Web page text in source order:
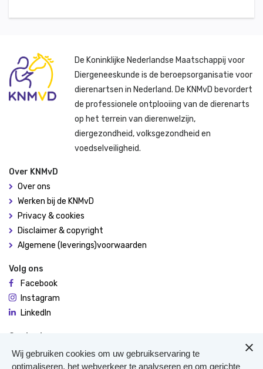
De Koninklijke Nederlandse Maatschappij voor
Diergeneeskunde is de beroepsorganisatie voor
dierenartsen in Nederland. De KNMvD bevordert
de professionele ontplooiing van de dierenarts
op het terrein van dierenwelzijn,
diergezondheid, volksgezondheid en
voedselveiligheid.
Over KNMvD
Over ons
Werken bij de KNMvD
Privacy & cookies
Disclaimer & copyright
Algemene (leverings)voorwaarden
Volg ons
Facebook
Instagram
LinkedIn
Contact
De Molen 94
3995 AX Houten
Wij gebruiken cookies om uw gebruikservaring te
optimaliseren, het webverkeer te analyseren en om gerichte